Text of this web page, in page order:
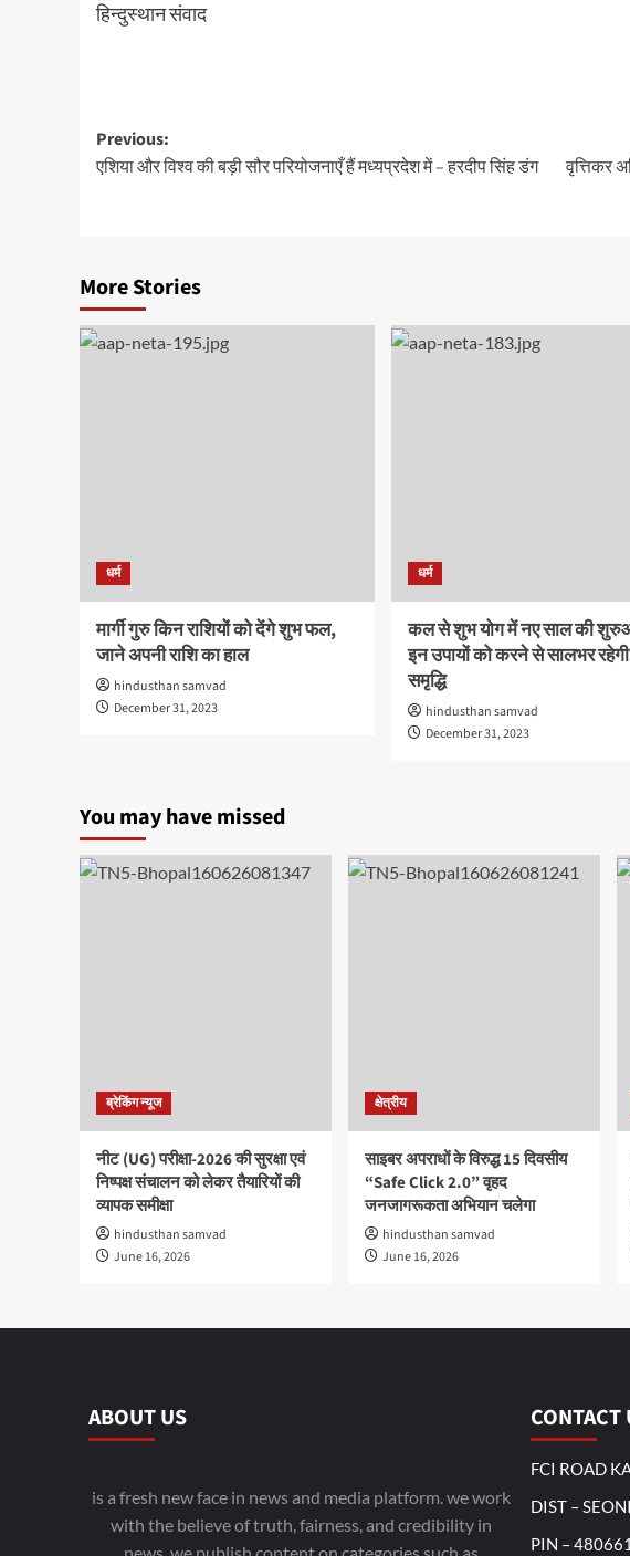
हिन्दुस्थान संवाद
Post
navigation
Previous:
एशिया और विश्व की बड़ी सौर परियोजनाएँ हैं मध्यप्रदेश में – हरदीप सिंह डंग
वृत्तिकर
More Stories
धर्म
मार्गी गुरु किन राशियों को देंगे शुभ फल,
जाने अपनी राशि का हाल
hindusthan samvad
December 31, 2023
धर्म
कल से शुभ योग में नए साल की
इन उपायों को करने से सालभर
समृद्धि
hindusthan samvad
December 31, 2023
You may have missed
ब्रेकिंग न्यूज
नीट (UG) परीक्षा-2026 की सुरक्षा एवं
निष्पक्ष संचालन को लेकर तैयारियों की
व्यापक समीक्षा
hindusthan samvad
June 16, 2026
क्षेत्रीय
साइबर अपराधों के विरुद्ध 15 दिवसीय
“Safe Click 2.0” वृहद
जनजागरूकता अभियान चलेगा
hindusthan samvad
June 16, 2026
ABOUT US
is a fresh new face in news and media platform. we work
with the believe of truth, fairness, and credibility in
CONTACT
FCI ROAD
DIST –
PIN – 480661